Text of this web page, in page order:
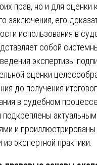
прав, но и для оценки
заключения, его
использования в
собой
экспертизы
оценки
до получения
в судебном
подкреплены
и
экспертной практики.